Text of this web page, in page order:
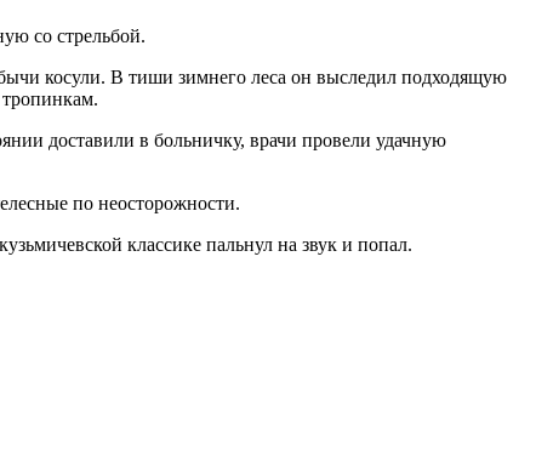
со стрельбой.
косули. В тиши зимнего леса он выследил подходящую
доставили в больничку, врачи провели удачную
по неосторожности.
классике пальнул на звук и попал.